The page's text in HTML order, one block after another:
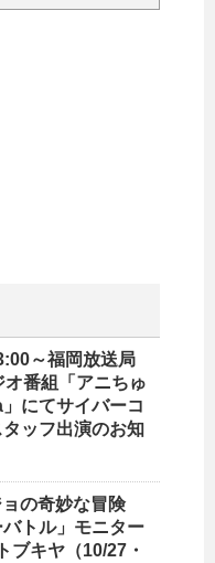
～福岡放送局
番組「アニちゅ
にてサイバーコ
ッフ出演のお知
ョの奇妙な冒険
トル」モニター
ブキヤ（10/27・